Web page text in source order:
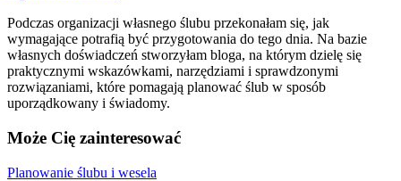
Podczas organizacji własnego ślubu przekonałam się, jak
wymagające potrafią być przygotowania do tego dnia. Na bazie
własnych doświadczeń stworzyłam bloga, na którym dzielę się
praktycznymi wskazówkami, narzędziami i sprawdzonymi
rozwiązaniami, które pomagają planować ślub w sposób
uporządkowany i świadomy.
Może Cię zainteresować
Planowanie ślubu i wesela